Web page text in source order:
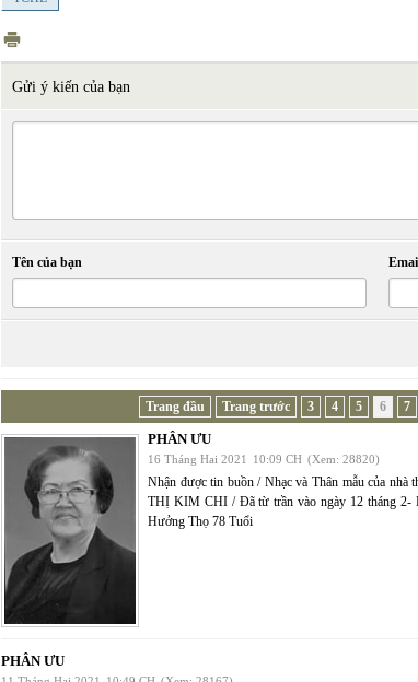
Gửi ý kiến của bạn
Tên của bạn
Trang đầu Trang trước 3 4 5 6 7
PHÂN ƯU
16 Tháng Hai 2021 10:09 CH (Xem: 28820)
Nhận được tin buồn / Nhạc và Thân mẫu của
THỊ KIM CHI / Đã từ trần vào ngày 12 tháng 2-
Hưởng Thọ 78 Tuổi
PHÂN ƯU